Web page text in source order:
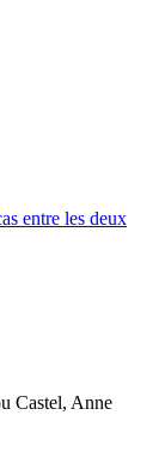
entre les deux
Castel, Anne